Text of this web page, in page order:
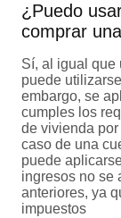
¿Puedo
comprar
Sí, al igual que
puede
embargo, se
cumples los
de vivienda por
caso de una
puede
ingresos no se
anteriores, ya
impuestos